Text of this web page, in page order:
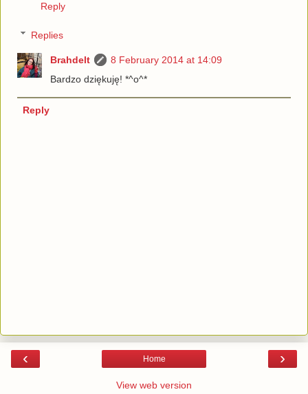
Reply
Replies
Brahdelt
8 February 2014 at 14:09
Bardzo dziękuję! *^o^*
Reply
‹ ›
Home
View web version